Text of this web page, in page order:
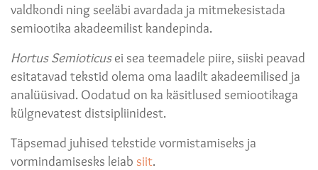
valdkondi ning seeläbi avardada ja mitmekesistada
semiootika akadeemilist kandepinda.
Hortus Semioticusei sea teemadele piire, siiski peavad
esitatavad tekstid olema oma laadilt akadeemilised ja
analüüsivad. Oodatud on ka käsitlused semiootikaga
külgnevatest distsipliinidest.
Täpsemad juhised tekstide vormistamiseks ja
vormindamisesks leiab siit.